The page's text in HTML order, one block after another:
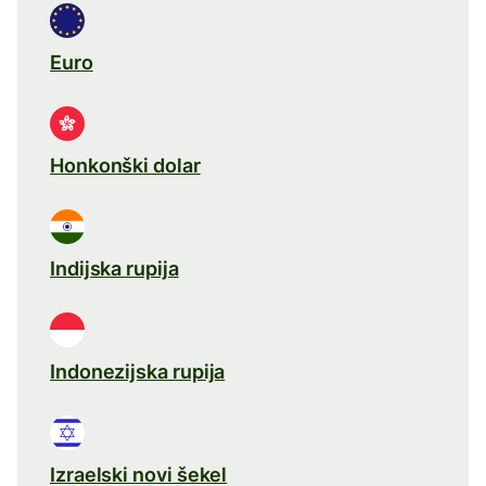
Euro
Honkonški dolar
Indijska rupija
Indonezijska rupija
Izraelski novi šekel